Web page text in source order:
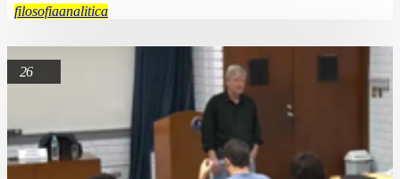
filosofiaanalitica
26